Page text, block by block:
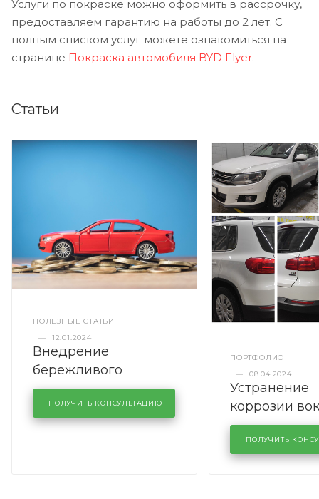
Услуги по покраске можно оформить в рассрочку,
предоставляем гарантию на работы до 2 лет. С
полным списком услуг можете ознакомиться на
странице Покраска автомобиля BYD Flyer.
Статьи
ПОЛЕЗНЫЕ СТАТЬИ
—
12.01.2024
Внедрение
бережливого
производства в
кузовном сервисе
KUTUZOVV
ПОЛУЧИТЬ КОНСУЛЬТАЦИЮ
ПОРТФОЛИО
—
08.04.2024
Устранение
коррозии
лобового
районе
Volkswagen
ПОЛУЧИТЬ